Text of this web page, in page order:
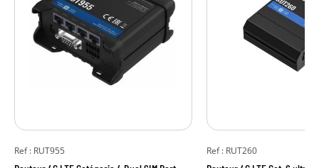
Ref : RUT955 Ref : RUT260